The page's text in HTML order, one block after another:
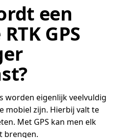
een
GPS
worden eigenlijk veelvuldig
mobiel zijn. Hierbij valt te
Met GPS kan men elk
brengen.